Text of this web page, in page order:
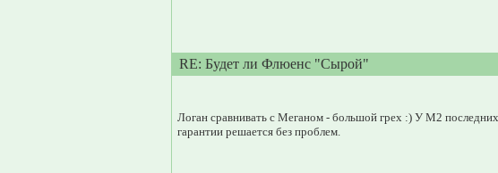
RE: Будет ли Флюенс "Сырой"
Логан сравнивать с Меганом - большой грех :) У М2
гарантии решается без проблем.